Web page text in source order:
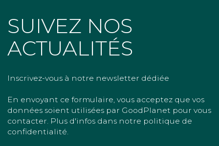
SUIVEZ NOS
ACTUALITÉS
Inscrivez-vous à notre newsletter dédiée
En envoyant ce formulaire, vous acceptez que vos
données soient utilisées par GoodPlanet pour vous
contacter. Plus d'infos dans notre politique de
confidentialité.